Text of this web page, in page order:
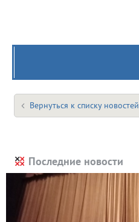
Вернуться к списку новостей
Последние новости